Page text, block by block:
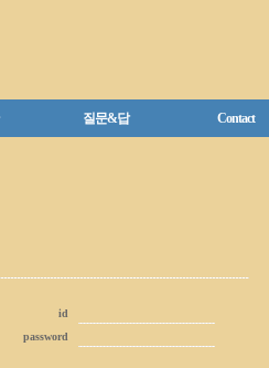
질문&답 Contact
id
password